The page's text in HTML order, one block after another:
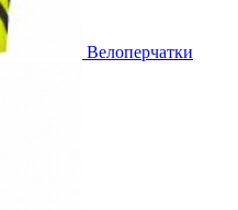
Велоперчатки